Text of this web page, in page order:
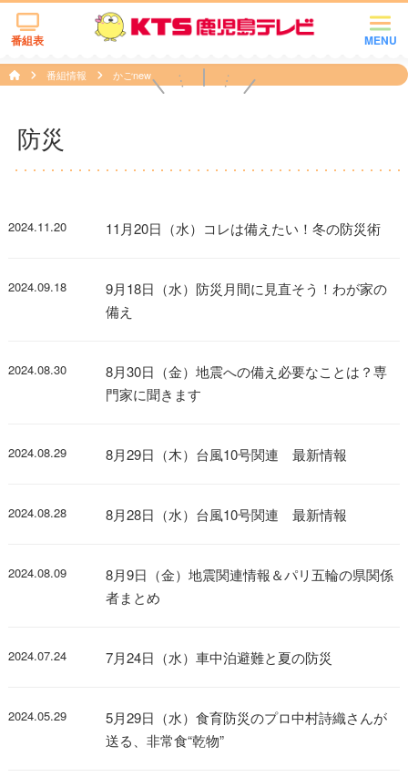
MENU
番組表
番組情報 かごnew
防災
2024.11.20 11月20日（水）コレは備えたい！冬の防災術
2024.09.18
9月18日（水）防災月間に見直そう！わが家の
備え
2024.08.30
8月30日（金）地震への備え必要なことは？専
門家に聞きます
2024.08.29 8月29日（木）台風10号関連 最新情報
2024.08.28 8月28日（水）台風10号関連 最新情報
2024.08.09
8月9日（金）地震関連情報＆パリ五輪の県関係
者まとめ
2024.07.24 7月24日（水）車中泊避難と夏の防災
2024.05.29
5月29日（水）食育防災のプロ中村詩織さんが
送る、非常食“乾物”